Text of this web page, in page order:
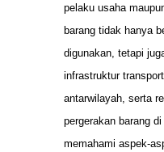
pelaku usaha
barang tidak hanya
digunakan, tetapi
infrastruktur
antarwilayah, serta
pergerakan barang
memahami aspek-